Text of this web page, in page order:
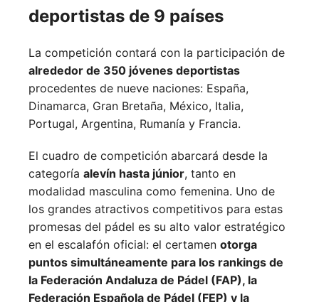
deportistas de 9 países
La competición contará con la participación de
alrededor de 350 jóvenes deportistas
procedentes de nueve naciones: España,
Dinamarca, Gran Bretaña, México, Italia,
Portugal, Argentina, Rumanía y Francia.
El cuadro de competición abarcará desde la
categoría alevín hasta júnior, tanto en
modalidad masculina como femenina. Uno de
los grandes atractivos competitivos para estas
promesas del pádel es su alto valor estratégico
en el escalafón oficial: el certamen otorga
puntos simultáneamente para los rankings de
la Federación Andaluza de Pádel (FAP), la
Federación Española de Pádel (FEP) y la